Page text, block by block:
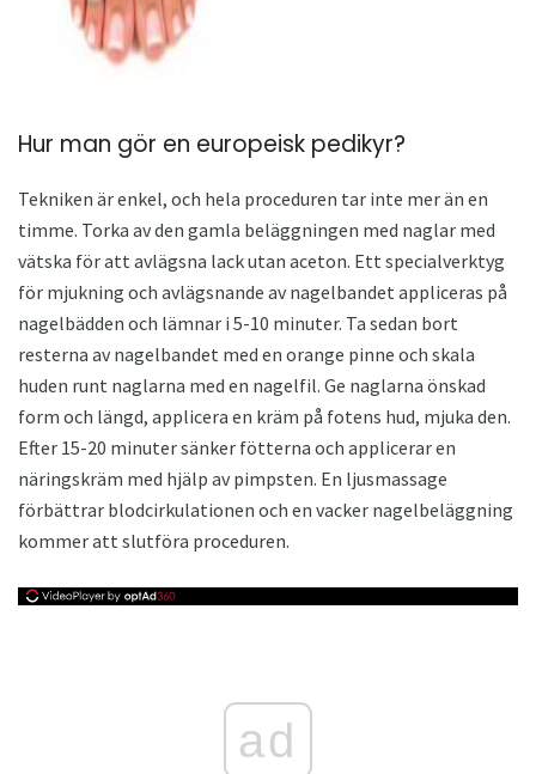
Hur man gör en europeisk pedikyr?
Tekniken är enkel, och hela proceduren tar inte mer än en
timme. Torka av den gamla beläggningen med naglar med
vätska för att avlägsna lack utan aceton. Ett specialverktyg
för mjukning och avlägsnande av nagelbandet appliceras på
nagelbädden och lämnar i 5-10 minuter. Ta sedan bort
resterna av nagelbandet med en orange pinne och skala
huden runt naglarna med en nagelfil. Ge naglarna önskad
form och längd, applicera en kräm på fotens hud, mjuka den.
Efter 15-20 minuter sänker fötterna och applicerar en
näringskräm med hjälp av pimpsten. En ljusmassage
förbättrar blodcirkulationen och en vacker nagelbeläggning
kommer att slutföra proceduren.
ad